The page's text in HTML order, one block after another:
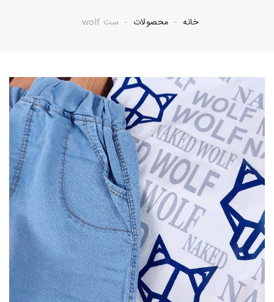
خانه محصولات ست wolf